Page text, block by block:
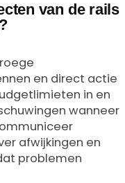
van de rails
en direct actie
in en
wanneer
afwijkingen en
problemen